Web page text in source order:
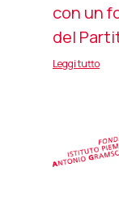
con un
del
Leggi tutto